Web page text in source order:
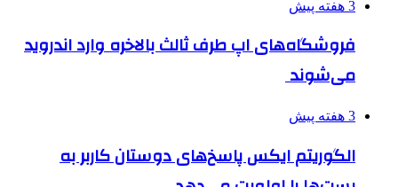
3 هفته پیش
فروشگاه‌های اپ طرف ثالث بالاخره وارد اندروید
می‌شوند
3 هفته پیش
الگوریتم ایکس پاسخ‌های دوستان کاربر به